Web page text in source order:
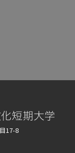
17-8